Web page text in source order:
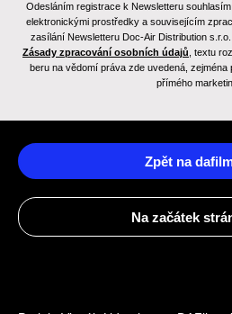
Odesláním registrace k Newsletteru
elektronickými prostředky a souvisejícím
zasílání Newsletteru Doc-Air Distribution
Zásady zpracování osobních údajů , textu
beru na vědomí práva zde uvedená,
přímého
Zpět na
Na začátek